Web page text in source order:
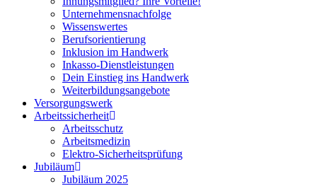
Unternehmensnachfolge
Wissenswertes
Berufsorientierung
Inklusion im Handwerk
Inkasso-Dienstleistungen
Dein Einstieg ins Handwerk
Weiterbildungsangebote
Versorgungswerk
Arbeitssicherheit
Arbeitsschutz
Arbeitsmedizin
Elektro-Sicherheitsprüfung
Jubiläum
Jubiläum 2025